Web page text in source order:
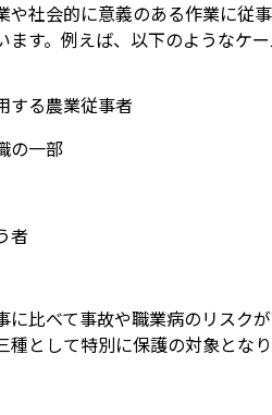
や社会的に意義のある作業に従
ます。例えば、以下のようなケ
する農業従事者
の一部
者
に比べて事故や職業病のリスク
種として特別に保護の対象とな